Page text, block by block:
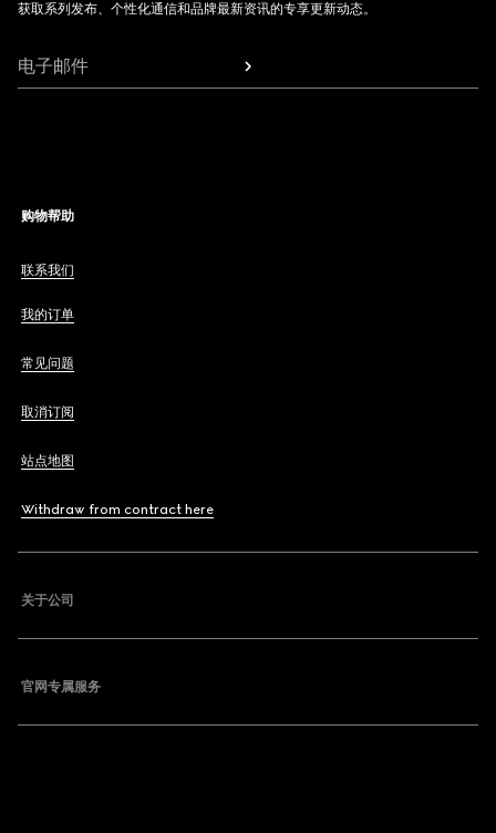
获取系列发布、个性化通信和品牌最新资讯的专享更新动态。
电子邮件
购物帮助
联系我们
我的订单
常见问题
取消订阅
站点地图
Withdraw from contract here
关于公司
官网专属服务